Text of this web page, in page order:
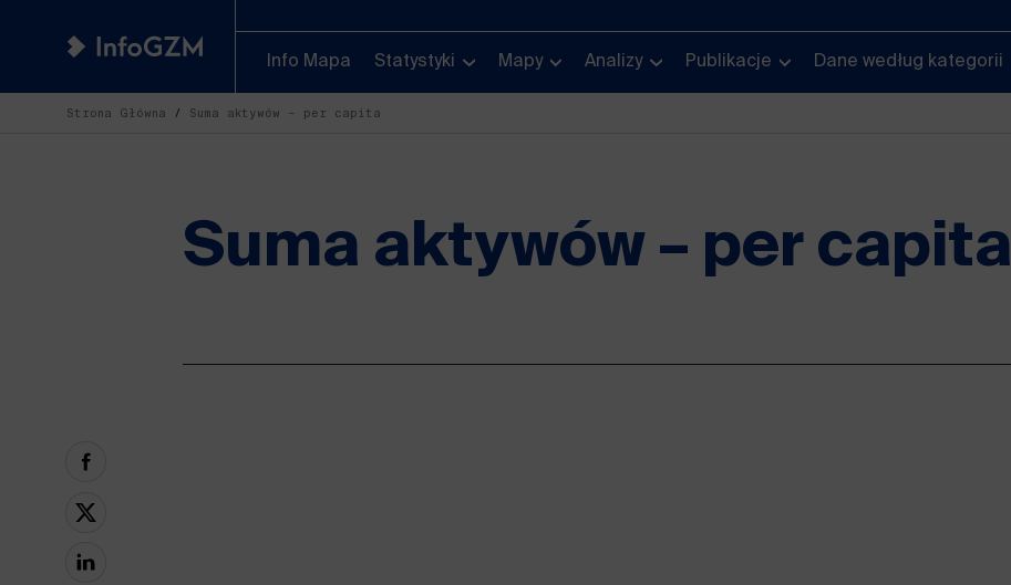
Info Mapa Statystyki Mapy Analizy Publikacje Dane według kategorii
Strona Główna Suma aktywów – per capita
Suma aktywów – per capita